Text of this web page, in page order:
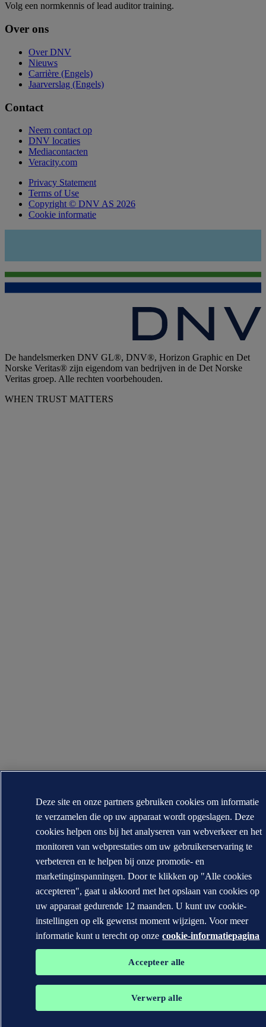
Volg een normkennis of lead auditor training.
Over ons
Over DNV
Nieuws
Carrière (Engels)
Jaarverslag (Engels)
Contact
Neem contact op
DNV locaties
Mediacontacten
Veracity.com
Privacy Statement
Terms of Use
Copyright © DNV AS 2026
Cookie informatie
De handelsmerken DNV GL®, DNV®, Horizon Graphic en Det
Norske Veritas® zijn eigendom van bedrijven in de Det Norske
Veritas groep. Alle rechten voorbehouden.
WHEN TRUST MATTERS
Deze site en onze partners gebruiken cookies om informatie
te verzamelen die op uw apparaat wordt opgeslagen. Deze
cookies helpen ons bij het analyseren van webverkeer en het
monitoren van webprestaties om uw gebruikerservaring te
verbeteren en te helpen bij onze promotie- en
marketinginspanningen. Door te klikken op "Alle cookies
accepteren", gaat u akkoord met het opslaan van cookies op
uw apparaat gedurende 12 maanden. U kunt uw cookie-
instellingen op elk gewenst moment wijzigen. Voor meer
informatie kunt u terecht op onze cookie-informatiepagina
Accepteer alle
Verwerp alle